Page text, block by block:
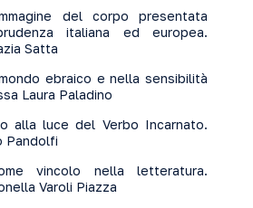
del corpo presentata
italiana ed europea.
Satta
ebraico e nella sensibilità
Laura Paladino
alla luce del Verbo Incarnato.
Pandolfi
vincolo nella letteratura.
Varoli Piazza